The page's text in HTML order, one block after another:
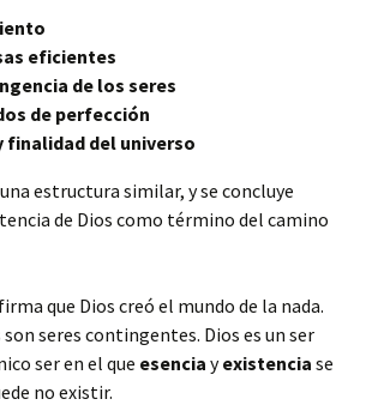
eficientes
de los seres
de perfección
finalidad del universo
estructura similar, y se concluye
de Dios como término del camino
que Dios creó el mundo de la nada.
son seres contingentes. Dios es un ser
ser en el que esencia yexistencia se
no existir.